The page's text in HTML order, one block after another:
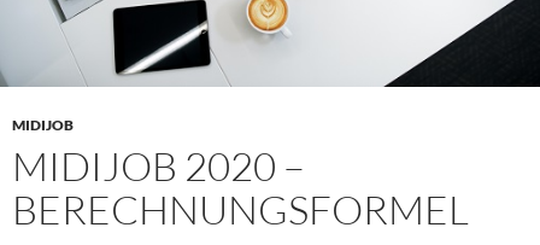
MIDIJOB
MIDIJOB 2020 –
BERECHNUNGSFORMEL